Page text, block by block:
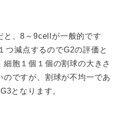
と、8～9cellが一般的です
つ減点するのでG2の評価と
細胞１個１個の割球の大きさ
のですが、割球が不均一であ
となります。